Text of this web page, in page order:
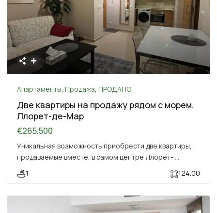
Апартаменты Продажа ПРОДАНО
Две квартиры на продажу рядом с морем,
Ллорет-де-Мар
€265.500
Уникальная возможность приобрести две квартиры,
продаваемые вместе, в самом центре Ллорет-
1
124.00